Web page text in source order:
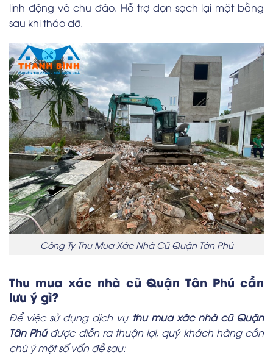
linh động và chu đáo. Hỗ trợ dọn sạch lại mặt bằng
sau khi tháo dỡ.
Công Ty Thu Mua Xác Nhà Cũ Quận Tân Phú
Thu mua xác nhà cũ Quận Tân Phú cần
lưu ý gì?
Để việc sử dụng dịch vụ thu mua xác nhà cũ Quận
Tân Phúđược diễn ra thuận lợi, quý khách hàng cần
chú ý một số vấn đề sau: